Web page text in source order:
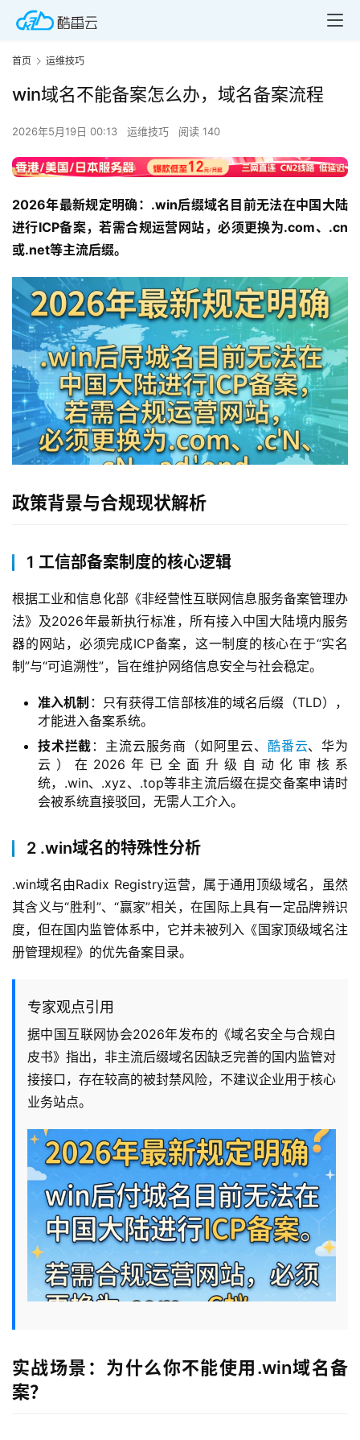
首页 运维技巧
win域名不能备案怎么办，域名备案流程
2026年5月19日 00:13 运维技巧 阅读 140
2026年最新规定明确：.win后缀域名目前无法在中国大陆
进行ICP备案，若需合规运营网站，必须更换为.com、.cn
或.net等主流后缀。
政策背景与合规现状解析
1 工信部备案制度的核心逻辑
根据工业和信息化部《非经营性互联网信息服务备案管理办
法》及2026年最新执行标准，所有接入中国大陆境内服务
器的网站，必须完成ICP备案，这一制度的核心在于“实名
制”与“可追溯性”，旨在维护网络信息安全与社会稳定。
准入机制 ：只有获得工信部核准的域名后缀（TLD），
才能进入备案系统。
技术拦截 ：主流云服务商（如阿里云、 酷番云、华为
云）在2026年已全面升级自动化审核系
统，.win、.xyz、.top等非主流后缀在提交备案申请时
会被系统直接驳回，无需人工介入。
2 .win域名的特殊性分析
.win域名由Radix Registry运营，属于通用顶级域名，虽然
其含义与“胜利”、“赢家”相关，在国际上具有一定品牌辨识
度，但在国内监管体系中，它并未被列入《国家顶级域名注
册管理规程》的优先备案目录。
专家观点引用
据中国互联网协会2026年发布的《域名安全与合规白
皮书》指出，非主流后缀域名因缺乏完善的国内监管对
接接口，存在较高的被封禁风险，不建议企业用于核心
业务站点。
实战场景：为什么你不能使用.win域名备
案？